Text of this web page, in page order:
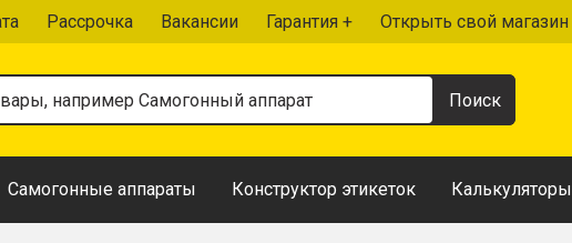
Рассрочка Вакансии Гарантия + Открыть свой магазин
Самогонные аппараты Конструктор этикеток Калькуляторы